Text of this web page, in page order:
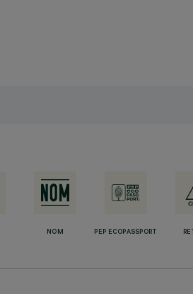
NOM PEP ECOPASSPORT